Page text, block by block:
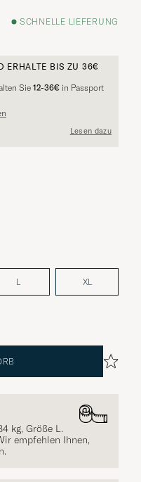
SCHNELLE LIEFERUNG
ERHALTE BIS ZU 36€
Sie 12-36€ in Passport
Lesen dazu
L XL
kg, Größe L.
empfehlen Ihnen,